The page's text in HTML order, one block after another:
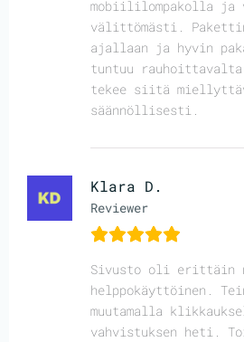
mobiililompakolla ja
välittömästi.
ajallaan ja hyvin
tuntuu
tekee siitä
säännöllisesti.
Klara D.
Reviewer
Sivusto oli erittäin
helppokäyttöinen.
muutamalla
vahvistuksen heti.